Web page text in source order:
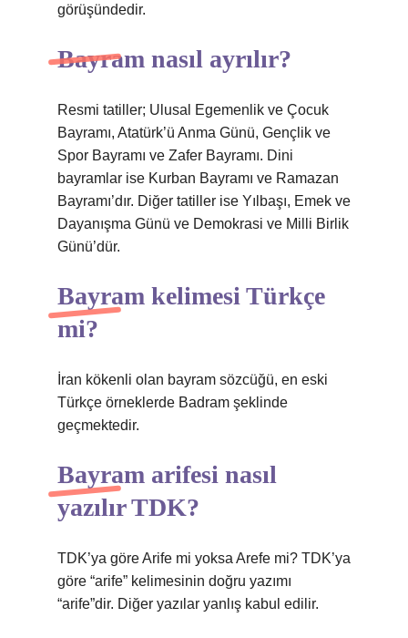
görüşündedir.
Bayram nasıl ayrılır?
Resmi tatiller; Ulusal Egemenlik ve Çocuk
Bayramı, Atatürk’ü Anma Günü, Gençlik ve
Spor Bayramı ve Zafer Bayramı. Dini
bayramlar ise Kurban Bayramı ve Ramazan
Bayramı’dır. Diğer tatiller ise Yılbaşı, Emek ve
Dayanışma Günü ve Demokrasi ve Milli Birlik
Günü’dür.
Bayram kelimesi Türkçe
mi?
İran kökenli olan bayram sözcüğü, en eski
Türkçe örneklerde Badram şeklinde
geçmektedir.
Bayram arifesi nasıl
yazılır TDK?
TDK’ya göre Arife mi yoksa Arefe mi? TDK’ya
göre “arife” kelimesinin doğru yazımı
“arife”dir. Diğer yazılar yanlış kabul edilir.